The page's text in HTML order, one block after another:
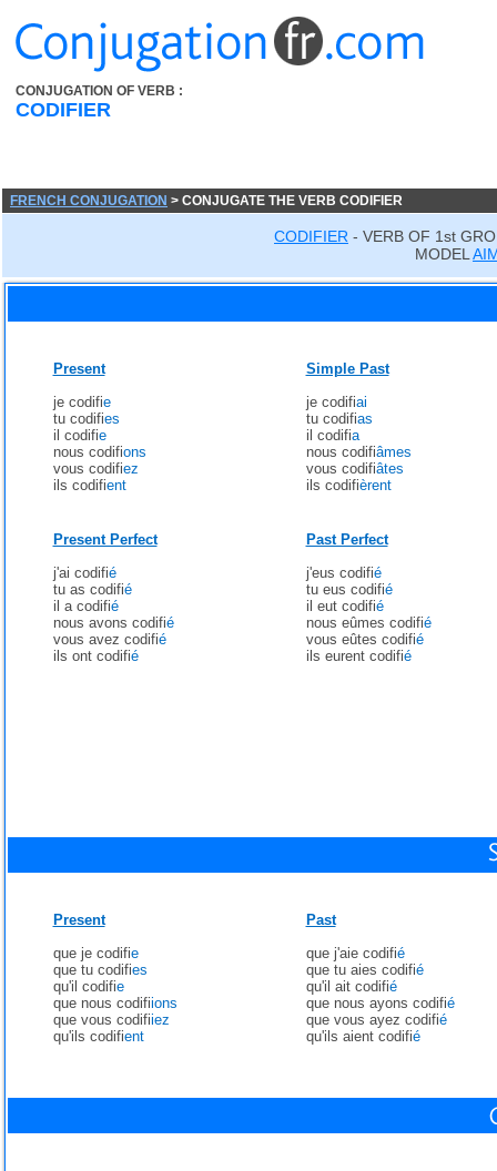
CONJUGATION OF VERB :
CODIFIER
FRENCH CONJUGATION > CONJUGATE THE VERB CODIFIER
CODIFIER - VERB OF 1st
MODEL
Present
je codifie
tu codifies
il codifie
nous codifions
vous codifiez
ils codifient
Simple Past
je codifiai
tu codifias
il codifia
nous codifiâmes
vous codifiâtes
ils codifièrent
Present Perfect
j'ai codifié
tu as codifié
il a codifié
nous avons codifié
vous avez codifié
ils ont codifié
Past Perfect
j'eus codifié
tu eus codifié
il eut codifié
nous eûmes codifié
vous eûtes codifié
ils eurent codifié
Present
que je codifie
que tu codifies
qu'il codifie
que nous codifiions
que vous codifiiez
qu'ils codifient
Past
que j'aie codifié
que tu aies codifié
qu'il ait codifié
que nous ayons codifié
que vous ayez codifié
qu'ils aient codifié